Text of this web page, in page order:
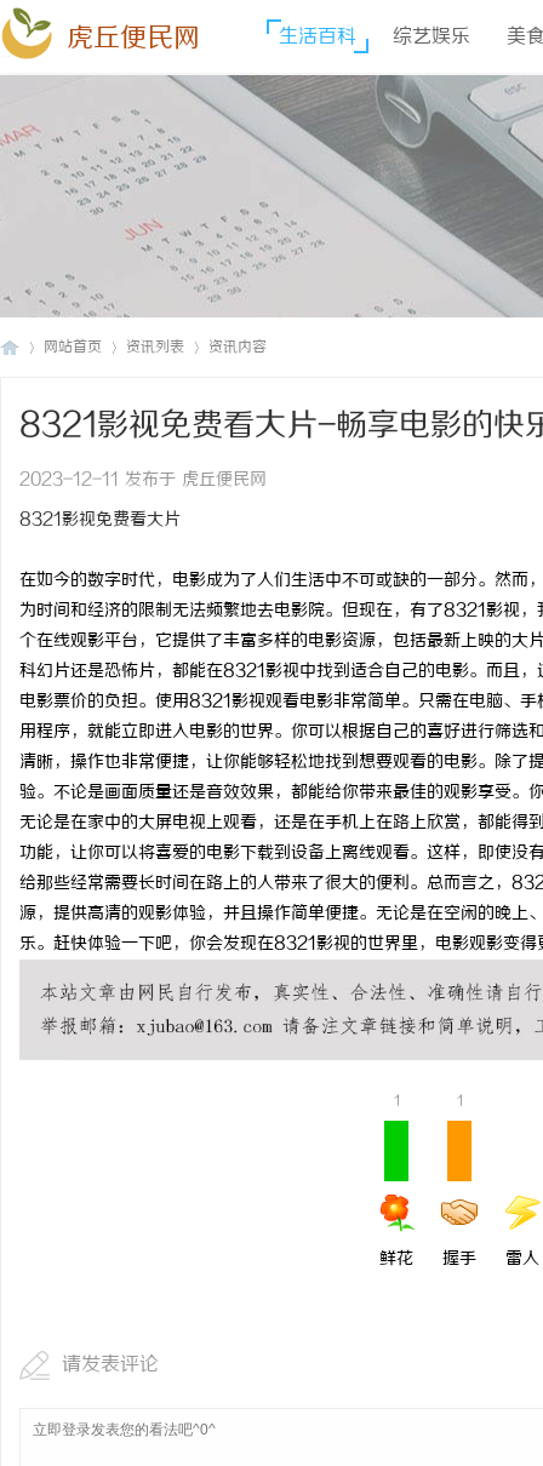
虎丘便民网 生活百科 综艺娱乐 美
网站首页 资讯列表 资讯内容
8321影视免费看大片-畅享电影的快
2023-12-11 发布于 虎丘便民网
8321影视免费看大片
在如今的数字时代，电影成为了人们生活中不可或缺的一部分。然
为时间和经济的限制无法频繁地去电影院。但现在，有了8321影视
个在线观影平台，它提供了丰富多样的电影资源，包括最新上映的
科幻片还是恐怖片，都能在8321影视中找到适合自己的电影。而且
电影票价的负担。使用8321影视观看电影非常简单。只需在电脑、
用程序，就能立即进入电影的世界。你可以根据自己的喜好进行筛
清晰，操作也非常便捷，让你能够轻松地找到想要观看的电影。除
验。不论是画面质量还是音效效果，都能给你带来最佳的观影享受
无论是在家中的大屏电视上观看，还是在手机上在路上欣赏，都能
功能，让你可以将喜爱的电影下载到设备上离线观看。这样，即使
给那些经常需要长时间在路上的人带来了很大的便利。总而言之，
源，提供高清的观影体验，并且操作简单便捷。无论是在空闲的晚
乐。赶快体验一下吧，你会发现在8321影视的世界里，电影观影变得
1
鲜花
1
握手 雷人
请发表评论
保定橡胶输送带生产厂